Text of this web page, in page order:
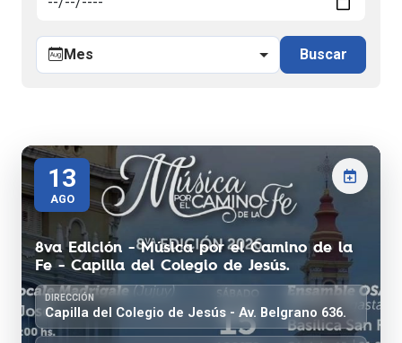
Mes Buscar
13
AGO
8va Edición - Música por el Camino de la
Fe - Capilla del Colegio de Jesús.
DIRECCIÓN
Capilla del Colegio de Jesús - Av. Belgrano 636.